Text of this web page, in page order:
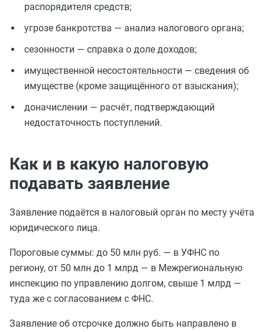
распорядителя средств;
угрозе банкротства — анализ налогового органа;
сезонности — справка о доле доходов;
имущественной несостоятельности — сведения об
имуществе (кроме защищённого от взыскания);
доначислении — расчёт, подтверждающий
недостаточность поступлений.
Как и в какую налоговую
подавать заявление
Заявление подаётся в налоговый орган по месту учёта
юридического лица.
Пороговые суммы: до 50 млн руб. — в УФНС по
региону, от 50 млн до 1 млрд — в Межрегиональную
инспекцию по управлению долгом, свыше 1 млрд —
туда же с согласованием с ФНС.
Заявление об отсрочке должно быть направлено в